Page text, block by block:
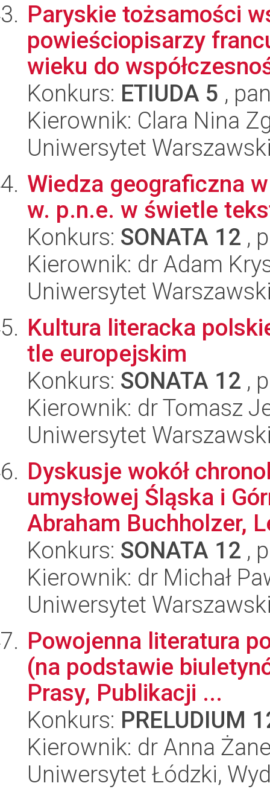
Paryskie tożsamości
powieściopisarzy
wieku do
Konkurs: ETIUDA 5 ,
Kierownik: Clara Nina
Uniwersytet
Wiedza geograficzna
w. p.n.e. w świetle
Konkurs: SONATA 12 ,
Kierownik: dr Adam
Uniwersytet
Kultura literacka
tle europejskim
Konkurs: SONATA 12 ,
Kierownik: dr Tomasz
Uniwersytet
Dyskusje wokół
umysłowej Śląska i
Abraham Buchholzer,
Konkurs: SONATA 12 ,
Kierownik: dr Michał
Uniwersytet
Powojenna literatura
(na podstawie
Prasy, Publikacji ...
Konkurs: PRELUDIUM
Kierownik: dr Anna
Uniwersytet Łódzki,